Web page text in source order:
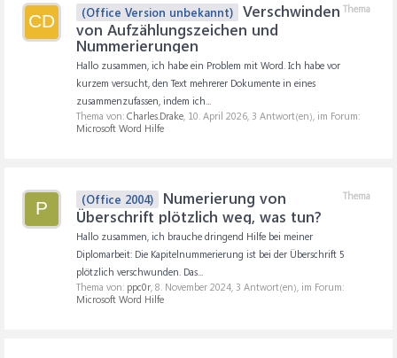
CD
Thema
(Office Version unbekannt)
Verschwinden
von Aufzählungszeichen und
Nummerierungen
Hallo zusammen, ich habe ein Problem mit Word. Ich habe vor
kurzem versucht, den Text mehrerer Dokumente in eines
zusammenzufassen, indem ich...
Thema von: Charles.Drake, 10. April 2026, 3 Antwort(en), im Forum:
Microsoft Word Hilfe
P
Thema
(Office 2004)
Numerierung von
Überschrift plötzlich weg, was tun?
Hallo zusammen, ich brauche dringend Hilfe bei meiner
Diplomarbeit: Die Kapitelnummerierung ist bei der Überschrift 5
plötzlich verschwunden. Das...
Thema von: ppc0r, 8. November 2024, 3 Antwort(en), im Forum:
Microsoft Word Hilfe